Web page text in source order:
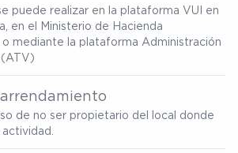
puede realizar en la plataforma VUI en
en el Ministerio de Hacienda
mediante la plataforma Administración
de no ser propietario del local donde